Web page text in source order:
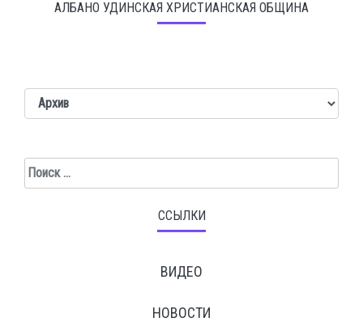
АЛБАНО УДИНСКАЯ ХРИСТИАНСКАЯ ОБЩИНА
ССЫЛКИ
ВИДЕО
НОВОСТИ